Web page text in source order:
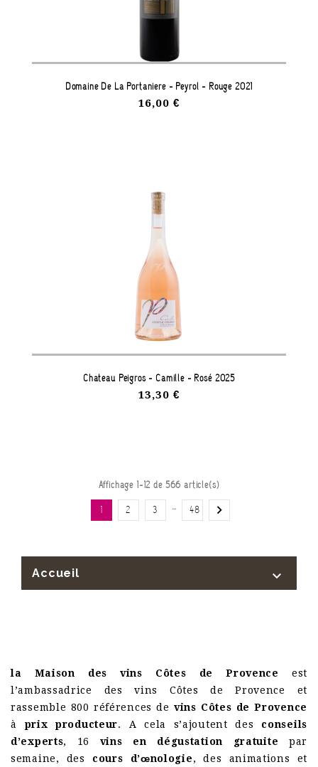
Domaine De La Portanière - Peyrol - Rouge 2021
16,00 €
Château Peigros - Camille - Rosé 2025
13,30 €
Affichage 1-12 de 566 article(s)
1 2 3 … 48 
Accueil 
la Maison des vins Côtes de Provence
est
l’ambassadrice des vins Côtes de Provence et
rassemble 800 références de vins Côtes de Provence
à prix producteur. A cela s’ajoutent des conseils
d’experts, 16 vins en dégustation gratuite par
semaine, des cours d’œnologie, des animations et